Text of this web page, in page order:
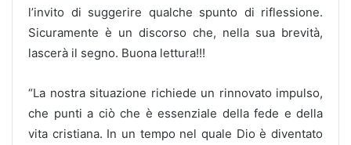
l’invito di suggerire qualche spunto di riflessione.
Sicuramente è un discorso che, nella sua brevità,
lascerà il segno. Buona lettura!!!
“La nostra situazione richiede un rinnovato impulso,
che punti a ciò che è essenziale della fede e della
vita cristiana. In un tempo nel quale Dio è diventato